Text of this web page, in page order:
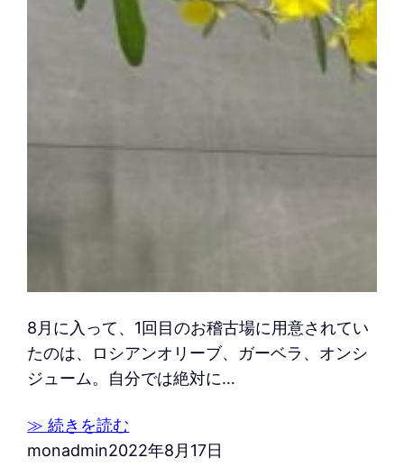
8月に入って、1回目のお稽古場に用意されてい
たのは、ロシアンオリーブ、ガーベラ、オンシ
ジューム。自分では絶対に…
≫ 続きを読む
monadmin2022年8月17日